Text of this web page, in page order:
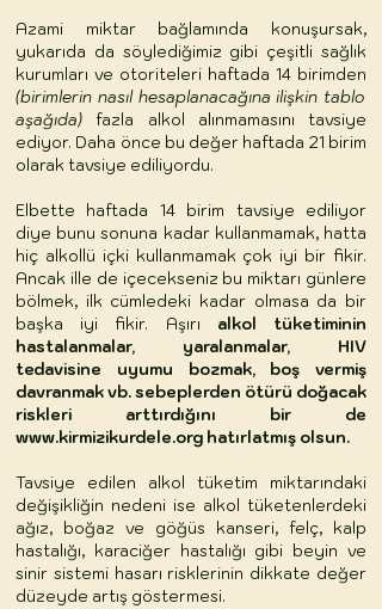
Azami miktar bağlamında konuşursak,
yukarıda da söylediğimiz gibi çeşitli sağlık
kurumları ve otoriteleri haftada 14 birimden
(birimlerin nasıl hesaplanacağına ilişkin tablo
aşağıda) fazla alkol alınmamasını tavsiye
ediyor. Daha önce bu değer haftada 21 birim
olarak tavsiye ediliyordu.
Elbette haftada 14 birim tavsiye ediliyor
diye bunu sonuna kadar kullanmamak, hatta
hiç alkollü içki kullanmamak çok iyi bir fikir.
Ancak ille de içecekseniz bu miktarı günlere
bölmek, ilk cümledeki kadar olmasa da bir
başka iyi fikir. Aşırı alkol tüketiminin
hastalanmalar, yaralanmalar, HIV
tedavisine uyumu bozmak, boş vermiş
davranmak vb. sebeplerden ötürü doğacak
riskleri arttırdığını bir de
www.kirmizikurdele.org hatırlatmış olsun.
Tavsiye edilen alkol tüketim miktarındaki
değişikliğin nedeni ise alkol tüketenlerdeki
ağız, boğaz ve göğüs kanseri, felç, kalp
hastalığı, karaciğer hastalığı gibi beyin ve
sinir sistemi hasarı risklerinin dikkate değer
düzeyde artış göstermesi.